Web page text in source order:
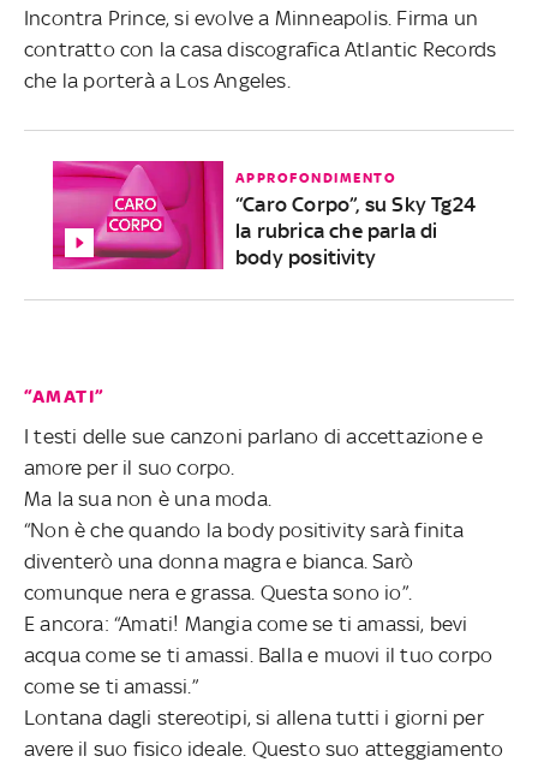
Incontra Prince, si evolve a Minneapolis. Firma un
contratto con la casa discografica Atlantic Records
che la porterà a Los Angeles.
APPROFONDIMENTO
“Caro Corpo”, su Sky Tg24
la rubrica che parla di
body positivity
“AMATI”
I testi delle sue canzoni parlano di accettazione e
amore per il suo corpo.
Ma la sua non è una moda.
“Non è che quando la body positivity sarà finita
diventerò una donna magra e bianca. Sarò
comunque nera e grassa. Questa sono io”.
E ancora: “Amati! Mangia come se ti amassi, bevi
acqua come se ti amassi. Balla e muovi il tuo corpo
come se ti amassi.”
Lontana dagli stereotipi, si allena tutti i giorni per
avere il suo fisico ideale. Questo suo atteggiamento